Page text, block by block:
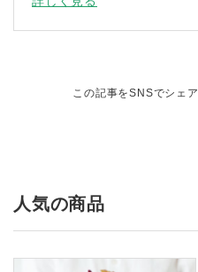
この記事をSNSでシェア
人気の商品